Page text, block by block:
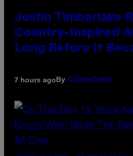
Justin Timberlake
Country-Inspired
Long Before It
7 hours agoBy Caleb Catlin